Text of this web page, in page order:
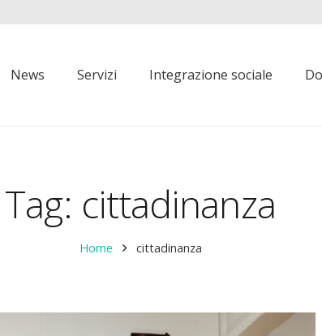
News Servizi Integrazione sociale
Tag: cittadinanza
Home cittadinanza